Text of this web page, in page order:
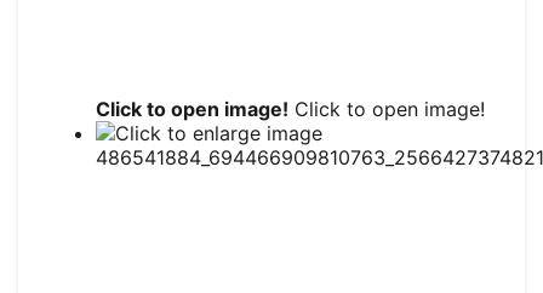
Click to open image! Click to open image!